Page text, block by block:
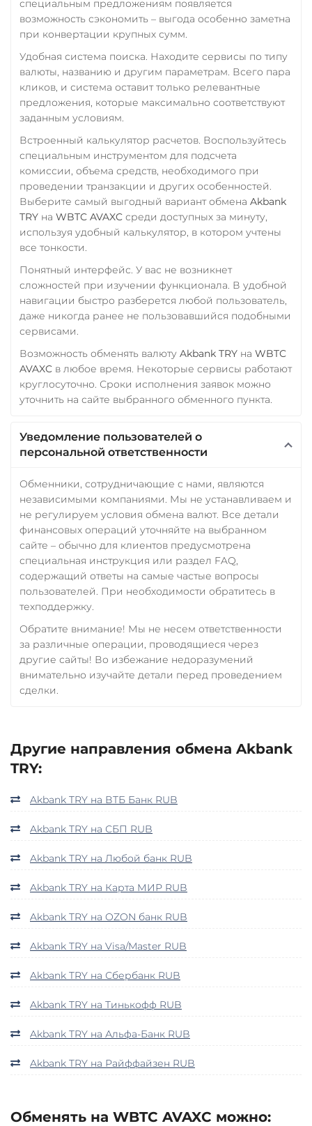
специальным предложениям появляется
возможность сэкономить – выгода особенно заметна
при конвертации крупных сумм.
Удобная система поиска. Находите сервисы по типу
валюты, названию и другим параметрам. Всего пара
кликов, и система оставит только релевантные
предложения, которые максимально соответствуют
заданным условиям.
Встроенный калькулятор расчетов. Воспользуйтесь
специальным инструментом для подсчета
комиссии, объема средств, необходимого при
проведении транзакции и других особенностей.
Выберите самый выгодный вариант обмена Akbank
TRY на WBTC AVAXC среди доступных за минуту,
используя удобный калькулятор, в котором учтены
все тонкости.
Понятный интерфейс. У вас не возникнет
сложностей при изучении функционала. В удобной
навигации быстро разберется любой пользователь,
даже никогда ранее не пользовавшийся подобными
сервисами.
Возможность обменять валюту Akbank TRY на WBTC
AVAXC в любое время. Некоторые сервисы работают
круглосуточно. Сроки исполнения заявок можно
уточнить на сайте выбранного обменного пункта.
Уведомление пользователей о
персональной ответственности
Обменники, сотрудничающие с нами, являются
независимыми компаниями. Мы не устанавливаем и
не регулируем условия обмена валют. Все детали
финансовых операций уточняйте на выбранном
сайте – обычно для клиентов предусмотрена
специальная инструкция или раздел FAQ,
содержащий ответы на самые частые вопросы
пользователей. При необходимости обратитесь в
техподдержку.
Обратите внимание! Мы не несем ответственности
за различные операции, проводящиеся через
другие сайты! Во избежание недоразумений
внимательно изучайте детали перед проведением
сделки.
Другие направления обмена Akbank
TRY:
Akbank TRY на ВТБ Банк RUB
Akbank TRY на СБП RUB
Akbank TRY на Любой банк RUB
Akbank TRY на Карта МИР RUB
Akbank TRY на OZON банк RUB
Akbank TRY на Visa/Master RUB
Akbank TRY на Сбербанк RUB
Akbank TRY на Тинькофф RUB
Akbank TRY на Альфа-Банк RUB
Akbank TRY на Райффайзен RUB
Обменять на WBTC AVAXC можно: